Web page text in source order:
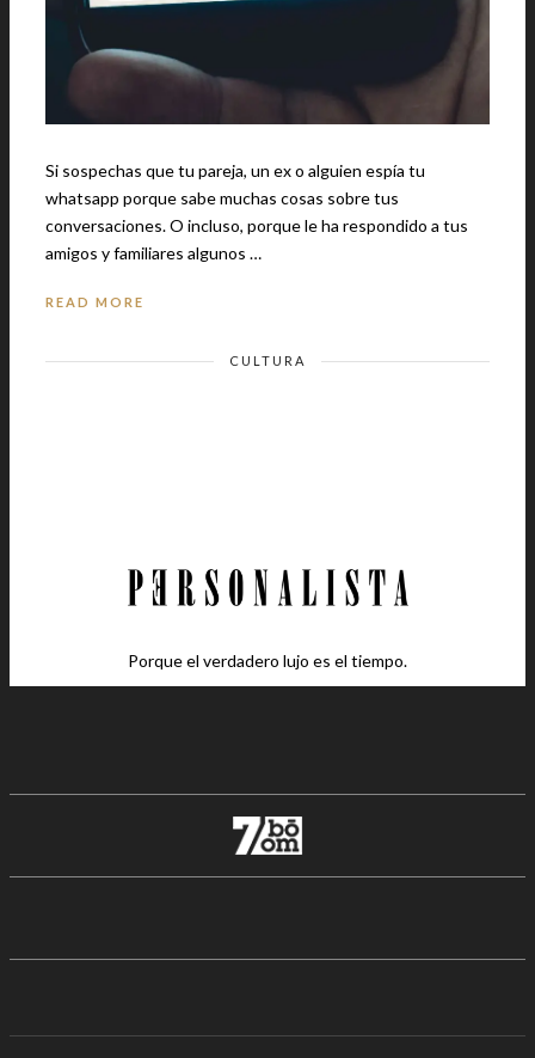
Si sospechas que tu pareja, un ex o alguien espía tu
whatsapp porque sabe muchas cosas sobre tus
conversaciones. O incluso, porque le ha respondido a tus
amigos y familiares algunos …
READ MORE
CULTURA
Porque el verdadero lujo es el tiempo.